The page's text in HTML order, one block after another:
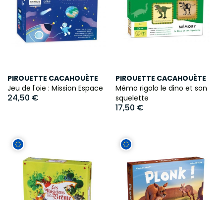
PIROUETTE CACAHOUÈTE
Jeu de l'oie : Mission Espace
24,50 €
PIROUETTE CACAHOUÈTE
Mémo rigolo le dino et son
squelette
17,50 €